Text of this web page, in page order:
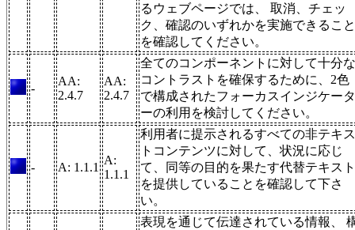
るウェブページでは、 取消、チェッ
ク、確認のいずれかを実施できること
を確認してください。
-
AA:
2.4.7
AA:
2.4.7
全てのコンポーネントに対して十分な
コントラストを確保するために、2色
で構成されたフォーカスインジケータ
ーの利用を検討してください。
- A: 1.1.1
A:
1.1.1
利用者に提示されるすべての非テキス
トコンテンツに対して、状況に応じ
て、同等の目的を果たす代替テキスト
を提供していることを確認して下さ
い。
表現を通じて伝達されている情報、